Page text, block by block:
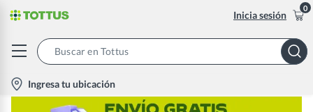
Inicia sesión
0
location-
icon
Ingresa tu ubicación